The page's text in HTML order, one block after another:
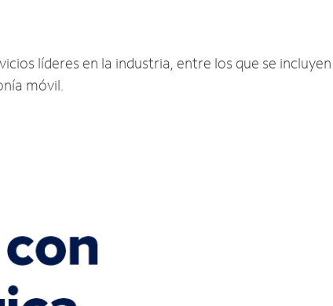
líderes en la industria, entre los que se
móvil.